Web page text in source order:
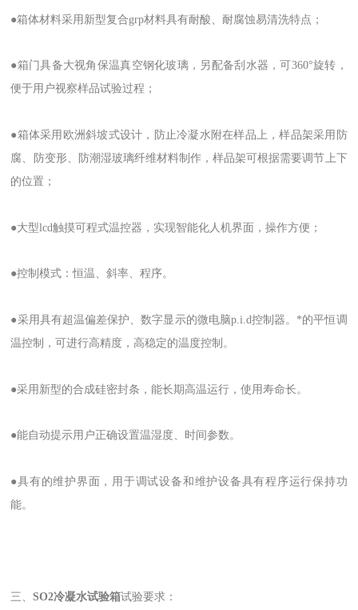
●箱体材料采用新型复合grp材料具有耐酸、耐腐蚀易清洗特点；
●箱门具备大视角保温真空钢化玻璃，另配备刮水器，可360°旋转，
便于用户视察样品试验过程；
●箱体采用欧洲斜坡式设计，防止冷凝水附在样品上，样品架采用防
腐、防变形、防潮湿玻璃纤维材料制作，样品架可根据需要调节上下
的位置；
●大型lcd触摸可程式温控器，实现智能化人机界面，操作方便；
●控制模式：恒温、斜率、程序。
●采用具有超温偏差保护、数字显示的微电脑p.i.d控制器。*的平恒调
温控制，可进行高精度，高稳定的温度控制。
●采用新型的合成硅密封条，能长期高温运行，使用寿命长。
●能自动提示用户正确设置温湿度、时间参数。
●具有的维护界面，用于调试设备和维护设备具有程序运行保持功
能。
三、SO2冷凝水试验箱试验要求：